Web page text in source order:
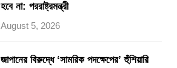
হবে না: পররাষ্ট্রমন্ত্রী
August 5, 2026
জাপানের বিরুদ্ধে ‘সামরিক পদক্ষেপের’ হুঁশিয়ারি